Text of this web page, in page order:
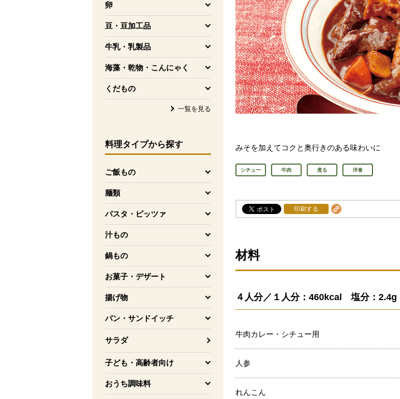
卵
を開く
豆・豆加工品
を開く
牛乳・乳製品
を開く
海藻・乾物・こんにゃく
を開く
くだもの
を開く
一覧を見る
料理タイプから探す
ご飯もの
を開く
麺類
を開く
パスタ・ピッツァ
を開く
汁もの
を開く
鍋もの
を開く
お菓子・デザート
を開く
揚げ物
を開く
パン・サンドイッチ
を開く
サラダ
子ども・高齢者向け
を開く
おうち調味料
を開く
みそを加えてコクと奥行きのある味わいに
シチュー 牛肉 煮る 洋食
印刷する
材料
４人分／１人分：460kcal 塩分：2.4g
牛肉カレー・シチュー用
人参
れんこん